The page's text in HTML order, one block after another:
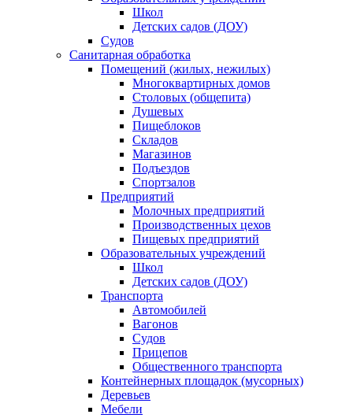
Школ
Детских садов (ДОУ)
Судов
Санитарная обработка
Помещений (жилых, нежилых)
Многоквартирных домов
Столовых (общепита)
Душевых
Пищеблоков
Складов
Магазинов
Подъездов
Спортзалов
Предприятий
Молочных предприятий
Производственных цехов
Пищевых предприятий
Образовательных учреждений
Школ
Детских садов (ДОУ)
Транспорта
Автомобилей
Вагонов
Судов
Прицепов
Общественного транспорта
Контейнерных площадок (мусорных)
Деревьев
Мебели